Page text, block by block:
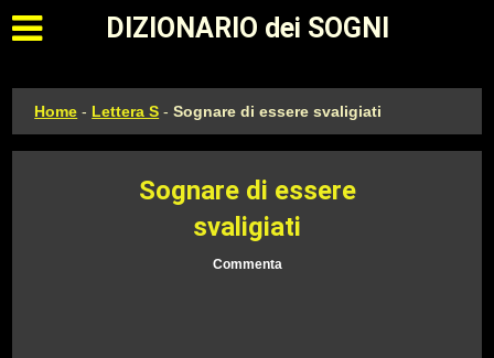
Apri il menu principale
DIZIONARIO dei SOGNI
Home - Lettera S -Sognare di essere svaligiati
Sognare di essere
svaligiati
Commenta